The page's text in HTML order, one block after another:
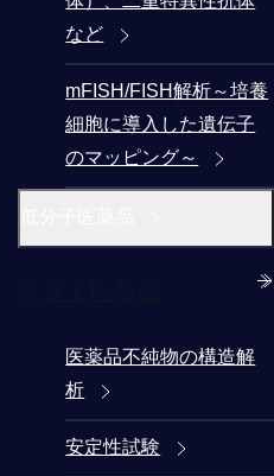
など
mFISH/FISH解析～培養
細胞に導入した遺伝子
のマッピング～
医薬品不純物の構造解
析
安定性試験